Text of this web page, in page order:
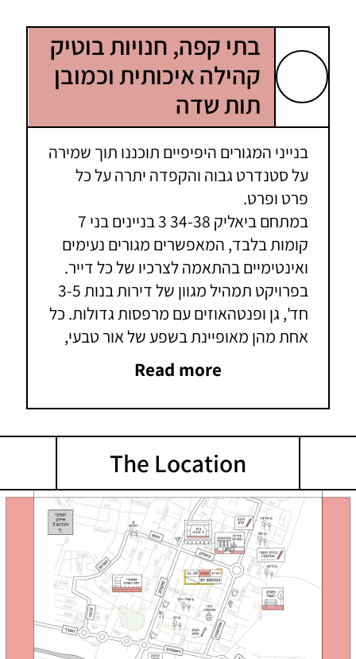
בתי קפה, חנויות בוטיק
קהילה איכותית וכמובן
תות שדה
בנייני המגורים היפיפיים תוכננו תוך שמירה
על סטנדרט גבוה והקפדה יתרה על כל
פרט ופרט.
במתחם ביאליק 34-38 3 בניינים בני 7
קומות בלבד, המאפשרים מגורים נעימים
ואינטימיים בהתאמה לצרכיו של כל דייר.
בפרויקט תמהיל מגוון של דירות בנות3-5
חד', גן ופנטהאוזים עם מרפסות גדולות. כל
אחת מהן מאופיינת בשפע של אור טבעי,
תכנון אידיאלי ומפרט עשיר ללא פשרות.
הבניינים ממוקמים על שדרה שקטה
ומקסימה ברובע הדר הנחשק, וכוללים 72
לנוחיות הדיירים יוקם בפרויקט חניון תת
קרקעי ומחסן פרטי לכל דירה.
Read more
The Location